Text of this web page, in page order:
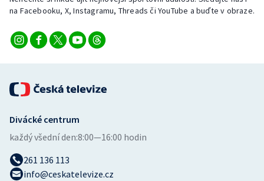
na Facebooku, X, Instagramu, Threads či YouTube a buďte v obraze.
Divácké centrum
každý všední den:8:00—16:00 hodin
261 136 113
info@ceskatelevize.cz